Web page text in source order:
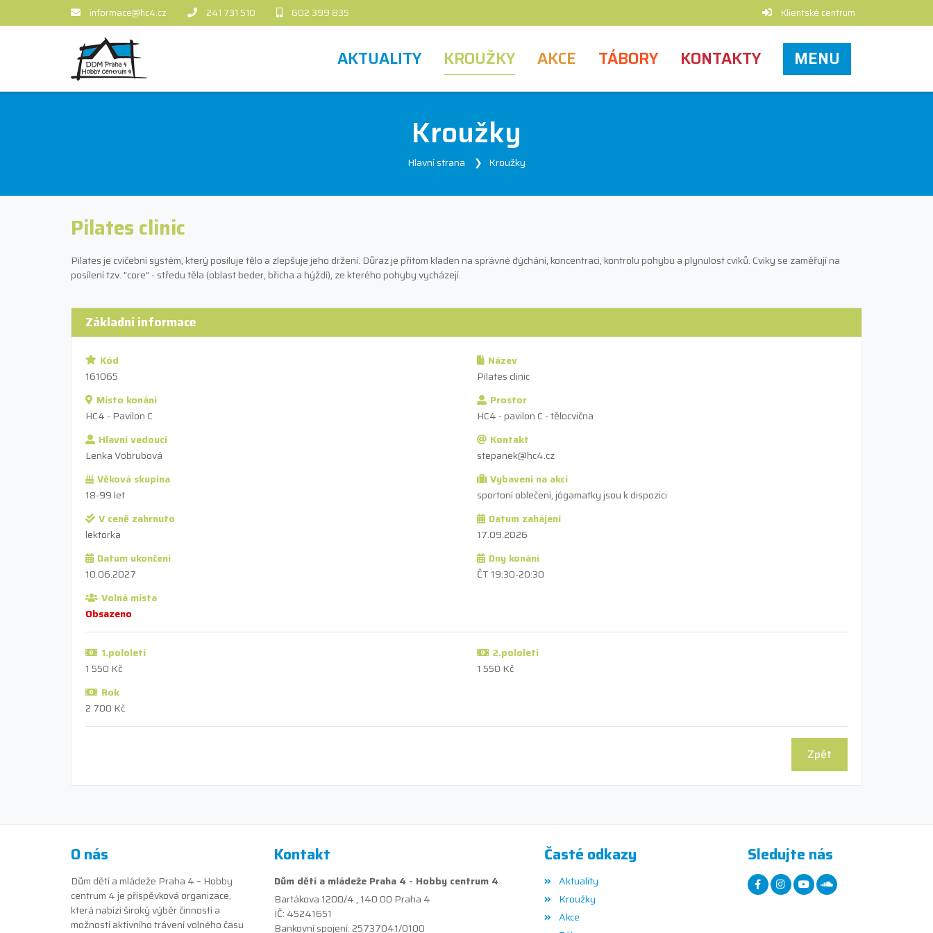
informace@hc4.cz 241 731 510 602 399 835 Klientské centrum
AKTUALITY KROUŽKY AKCE TÁBORY KONTAKTY MENU
Kroužky
Hlavní strana Kroužky
Pilates clinic
Pilates je cvičební systém, který posiluje tělo a zlepšuje jeho držení. Důraz je přitom kladen na správné dýchání, koncentraci, kontrolu pohybu a plynulost cviků. Cviky se zaměřují na
posílení tzv. "core" - středu těla (oblast beder, břicha a hýždí), ze kterého pohyby vycházejí.
Základní informace
Kód
161065
Název
Pilates clinic
Místo konání
HC4 - Pavilon C
Prostor
HC4 - pavilon C - tělocvična
Hlavní vedoucí
Lenka Vobrubová
Kontakt
stepanek@hc4.cz
Věková skupina
18-99 let
Vybavení na akci
sportoní oblečení, jógamatky jsou k dispozici
V ceně zahrnuto
lektorka
Datum zahájení
17.09.2026
Datum ukončení
10.06.2027
Dny konání
ČT 19:30-20:30
Volná místa
Obsazeno
1.pololetí
1 550 Kč
2.pololetí
1 550 Kč
Rok
2 700 Kč
Zpět
O nás
Dům dětí a mládeže Praha 4 – Hobby
centrum 4 je příspěvková organizace,
která nabízí široký výběr činností a
možností aktivního trávení volného času
Kontakt
Dům dětí a mládeže Praha 4 - Hobby centrum 4
Bartákova 1200/4 , 140 00 Praha 4
IČ: 45241651
Bankovní spojení: 25737041/0100
Časté odkazy
Aktuality
Kroužky
Akce
Sledujte nás